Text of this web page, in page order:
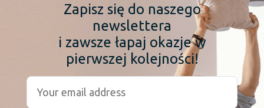
Zapisz się do naszego
newslettera
i zawsze łapaj okazje w
pierwszej kolejności!